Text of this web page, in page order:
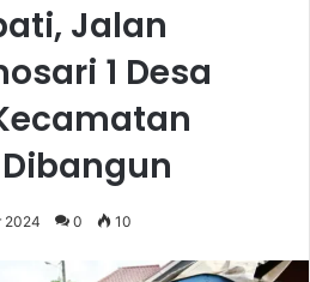
Jalan
1 Desa
2024 0 10